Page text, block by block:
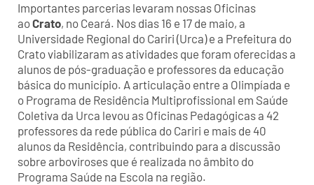
Importantes parcerias levaram nossas Oficinas
aoCrato, no Ceará. Nos dias 16 e 17 de maio, a
Universidade Regional do Cariri (Urca) e a Prefeitura do
Crato viabilizaram as atividades que foram oferecidas a
alunos de pós-graduação e professores da educação
básica do município. A articulação entre a Olimpíada e
o Programa de Residência Multiprofissional em Saúde
Coletiva da Urca levou as Oficinas Pedagógicas a 42
professores da rede pública do Cariri e mais de 40
alunos da Residência, contribuindo para a discussão
sobre arboviroses que é realizada no âmbito do
Programa Saúde na Escola na região.